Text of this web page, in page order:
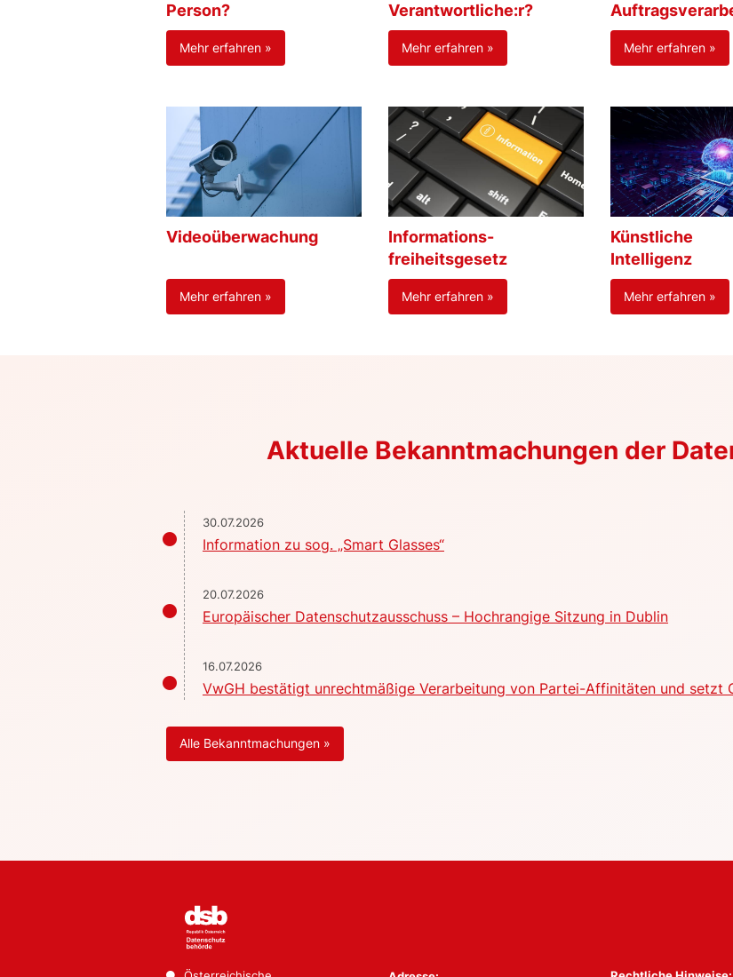
Person?
Mehr erfahren »
Verantwortliche:r?
Mehr erfahren » Mehr erfahren »
Videoüberwachung
Mehr erfahren »
Informations-
freiheitsgesetz
Mehr erfahren »
Künstliche
Intelligenz
Mehr erfahren »
Aktuelle Bekanntmachungen der
30.07.2026
Information zu sog. „Smart Glasses“
20.07.2026
Europäischer Datenschutzausschuss – Hochrangige Sitzung in Dublin
16.07.2026
VwGH bestätigt unrechtmäßige Verarbeitung von Partei-Affinitäten und setzt
Alle Bekanntmachungen »